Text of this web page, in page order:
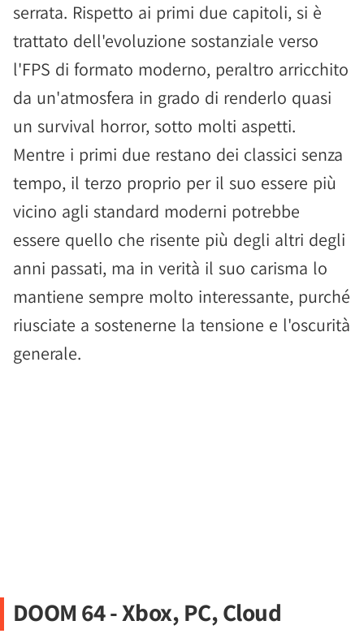
serrata. Rispetto ai primi due capitoli, si è
trattato dell'evoluzione sostanziale verso
l'FPS di formato moderno, peraltro arricchito
da un'atmosfera in grado di renderlo quasi
un survival horror, sotto molti aspetti.
Mentre i primi due restano dei classici senza
tempo, il terzo proprio per il suo essere più
vicino agli standard moderni potrebbe
essere quello che risente più degli altri degli
anni passati, ma in verità il suo carisma lo
mantiene sempre molto interessante, purché
riusciate a sostenerne la tensione e l'oscurità
generale.
DOOM 64 - Xbox, PC, Cloud